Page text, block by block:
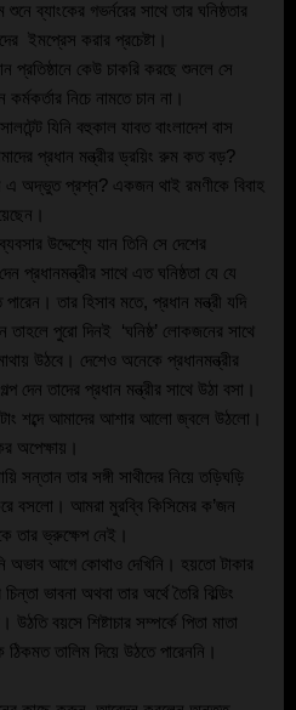
ব্যাংকের গভর্নরের সাথে তার ঘনিষ্ঠতার
ইমপ্রেস করার প্রচেষ্টা।
প্রতিষ্ঠানে কেউ চাকরি করছে শুনলে সে
নিচে নামতে চান না।
যিনি বহুকাল যাবত বাংলাদেশ বাস
প্রধান মন্ত্রীর ড্রয়িং রুম কত বড়?‌
এ অদ্ভুত প্রশ্ন? একজন থাই রমণীকে বিবাহ
উদ্দেশ্যে যান তিনি সে দেশের
প্রধানমন্ত্রীর সাথে এত ঘনিষ্ঠতা যে যে
তার হিসাব মতে, প্রধান মন্ত্রী যদি
পুরো দিনই  ‘ঘনিষ্ঠ’ লোকজনের সাথে
উঠবে। দেশেও অনেকে প্রধানমন্ত্রীর
দেন তাদের প্রধান মন্ত্রীর সাথে উঠা বসা।
শব্দে আমাদের আশার আলো জ্বলে উঠলো।
অপেক্ষায়।
সন্তান তার সঙ্গী সাথীদের নিয়ে তড়িঘড়ি
বসলো। আমরা মুরব্বি কিসিমের ক’জন
তার ভ্রুক্ষেপ নেই।
অভাব আগে কোথাও দেখিনি। হয়তো টাকার
ভাবনা অথবা তার অর্থে তৈরি বিল্ডিং
শিষ্টাচার সম্পর্কে‌ পিতা মাতা
তালিম দিয়ে উঠতে পারেননি।